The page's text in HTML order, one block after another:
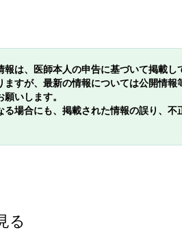
報は、医師本人の申告に基づいて掲載
ますが、最新の情報については公開情
いします。
る場合にも、掲載された情報の誤り、
る